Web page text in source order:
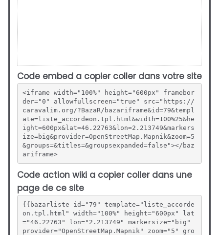
Code embed a copier coller dans votre site
<iframe width="100%" height="600px" framebor
der="0" allowfullscreen="true" src="https://
caravalim.org/?BazaR/bazariframe&id=79&templ
ate=liste_accordeon.tpl.html&width=100%25&he
ight=600px&lat=46.22763&lon=2.213749&markers
ize=big&provider=OpenStreetMap.Mapnik&zoom=5
&groups=&titles=&groupsexpanded=false"></baz
ariframe>
Code action wiki a copier coller dans une
page de ce site
{{bazarliste id="79" template="liste_accorde
on.tpl.html" width="100%" height="600px" lat
="46.22763" lon="2.213749" markersize="big"
provider="OpenStreetMap.Mapnik" zoom="5" gro